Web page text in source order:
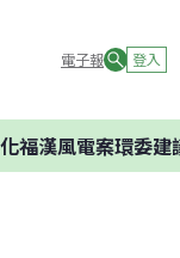
電子報 登入
電案環委建議不應